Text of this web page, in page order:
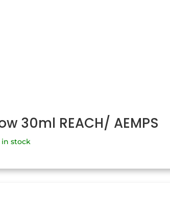
30ml REACH/ AEMPS
in stock